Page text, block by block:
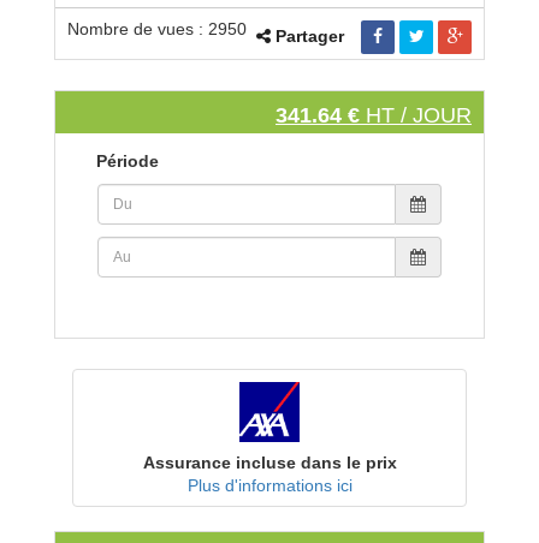
Nombre de vues : 2950 Partager
341.64 € HT / JOUR
Période
Assurance incluse dans le prix
Plus d'informations ici